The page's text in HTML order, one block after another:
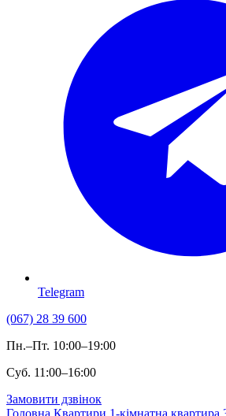
Telegram
(067) 28 39 600
Пн.–Пт. 10:00–19:00
Суб. 11:00–16:00
Замовити дзвінок
Головна Квартири 1-кімнатна квартира